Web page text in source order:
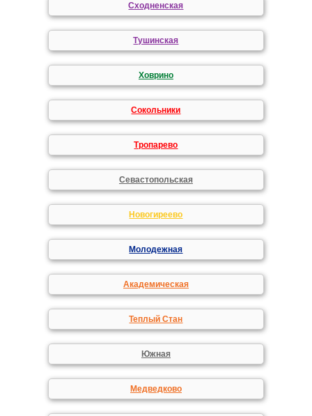
Сходненская
Тушинская
Ховрино
Сокольники
Тропарево
Севастопольская
Новогиреево
Молодежная
Академическая
Теплый Стан
Южная
Медведково